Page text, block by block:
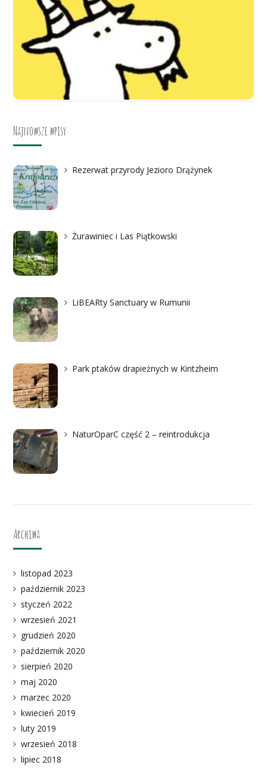
Najnowsze wpisy
Rezerwat przyrody Jezioro Drążynek
Żurawiniec i Las Piątkowski
LiBEARty Sanctuary w Rumunii
Park ptaków drapieżnych w Kintzheim
NaturOparC część 2 – reintrodukcja
Archiwa
listopad 2023
październik 2023
styczeń 2022
wrzesień 2021
grudzień 2020
październik 2020
sierpień 2020
maj 2020
marzec 2020
kwiecień 2019
luty 2019
wrzesień 2018
lipiec 2018